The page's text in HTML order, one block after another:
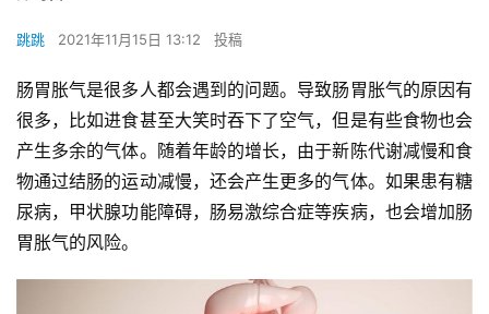
跳跳 2021年11月15日 13:12 投稿
肠胃胀气是很多人都会遇到的问题。导致肠胃胀气的原因有
很多，比如进食甚至大笑时吞下了空气，但是有些食物也会
产生多余的气体。随着年龄的增长，由于新陈代谢减慢和食
物通过结肠的运动减慢，还会产生更多的气体。如果患有糖
尿病，甲状腺功能障碍，肠易激综合症等疾病，也会增加肠
胃胀气的风险。